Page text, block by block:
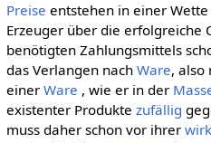
Preise entstehen in einer
Erzeuger über die erfolgreiche
benötigten Zahlungsmittels
das Verlangen nach Ware, also
einer Ware , wie er in der
existenter Produkte zufällig
muss daher schon vor ihrer